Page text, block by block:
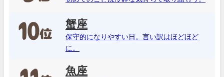
蟹座
保守的になりやすい日。言い訳はほどほど
に。
魚座